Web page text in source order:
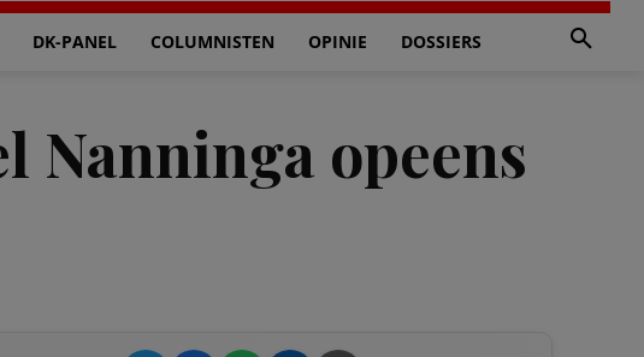
DK-PANEL COLUMNISTEN OPINIE DOSSIERS
Nanninga opeens